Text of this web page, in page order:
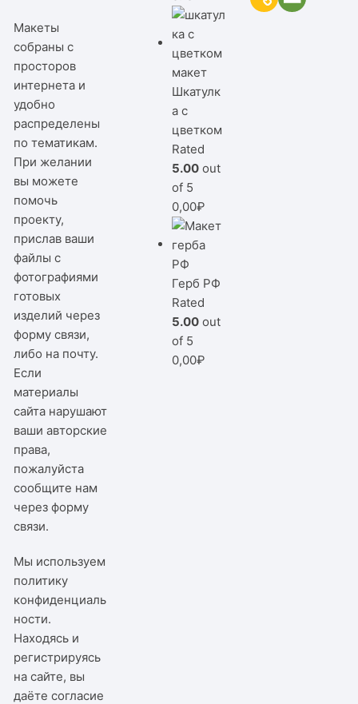
Макеты
собраны с
просторов
интернета и
удобно
распределены
по тематикам.
При желании
вы можете
помочь
проекту,
прислав ваши
файлы с
фотографиями
готовых
изделий через
форму связи,
либо на почту.
Если
материалы
сайта нарушают
ваши авторские
права,
пожалуйста
сообщите нам
черезформу
связи.
Мы используем
политику
конфиденциаль
ности.
Находясь и
регистрируясь
на сайте, вы
даёте согласие
Шкатулк
а с
цветком
Rated
5.00 out
of 5
0,00₽
Герб РФ
Rated
5.00 out
of 5
0,00₽